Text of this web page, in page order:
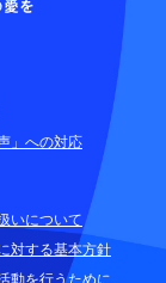
窓口
」への対応
いについて
対する基本方針
動を行うために